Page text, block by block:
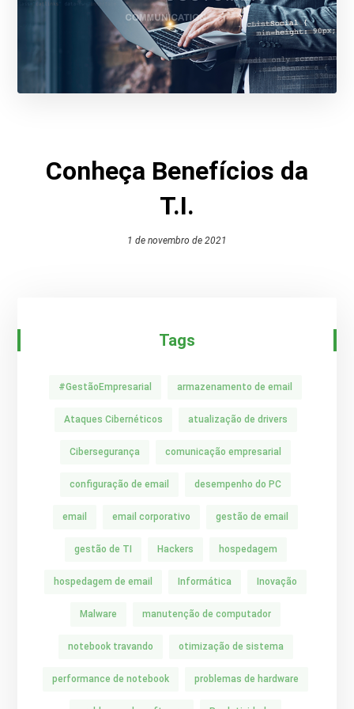
Conheça Benefícios da
T.I.
1 de novembro de 2021
Tags
#GestãoEmpresarial armazenamento de email
Ataques Cibernéticos atualização de drivers
Cibersegurança comunicação empresarial
configuração de email desempenho do PC
email email corporativo gestão de email
gestão de TI Hackers hospedagem
hospedagem de email Informática Inovação
Malware manutenção de computador
notebook travando otimização de sistema
performance de notebook problemas de hardware